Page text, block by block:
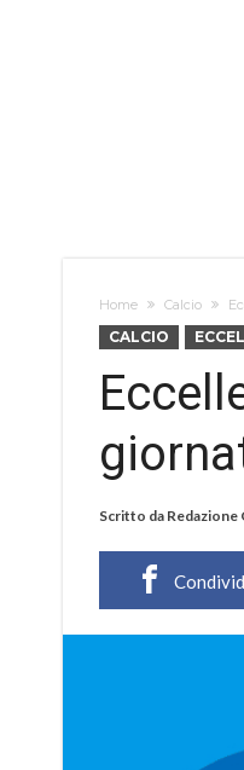
Home Calcio
CALCIO
Scritto da